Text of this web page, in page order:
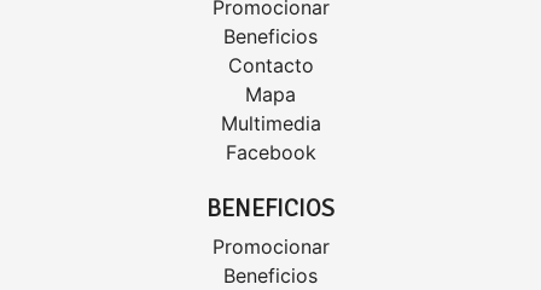
Promocionar
Beneficios
Contacto
Mapa
Multimedia
Facebook
BENEFICIOS
Promocionar
Beneficios